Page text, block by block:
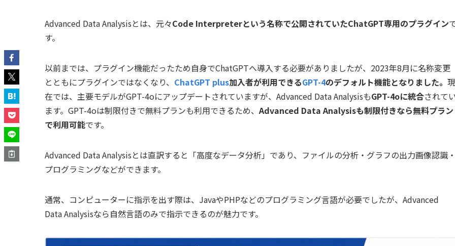
Advanced Data Analysisとは、元々Code Interpreterという名称で公開されていたChatGPT専用のプラグイン
す。
以前までは、プラグイン機能だったため自身でChatGPTへ導入する必要がありましたが、2023年8月に名称変更
とともにプラグインではなくなり、 ChatGPT plus加入者が利用できるGPT-4のデフォルト機能となりました。 現
在では、主要モデルがGPT-4oにアップデートされていますが、Advanced Data AnalysisもGPT-4oに統合されて
ます。GPT-4oは制限付きで無料プランも利用できるため、Advanced Data Analysisも制限付きなら無料プラン
で利用可能です。
Advanced Data Analysisとは直訳すると「高度なデータ分析」であり、ファイルの分析・グラフの出力画像認識
プログラミングなどができます。
通常、コンピューターに指示を出す際は、JavaやPHPなどのプログラミング言語が必要でしたが、Advanced
Data Analysisなら自然言語のみで指示できるのが魅力です。